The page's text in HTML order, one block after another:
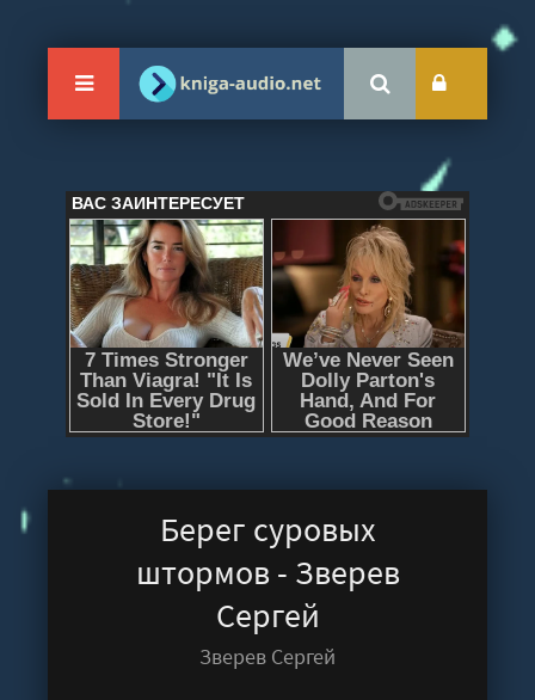
Берег суровых
штормов - Зверев
Сергей
Зверев Сергей